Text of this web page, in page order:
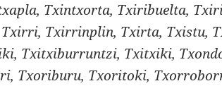
Txintxorta, Txiribuelta,
Txirrinplin, Txirta, Txistu,
Txitxiburruntzi, Txitxiki,
Txoriburu, Txoritoki,